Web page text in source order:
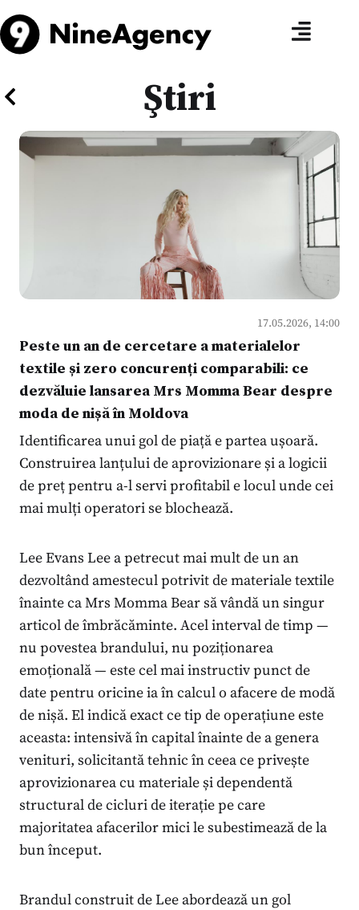
Ştiri
17.05.2026, 14:00
Peste un an de cercetare a materialelor
textile și zero concurenți comparabili: ce
dezvăluie lansarea Mrs Momma Bear despre
moda de nișă în Moldova
Identificarea unui gol de piață e partea ușoară.
Construirea lanțului de aprovizionare și a logicii
de preț pentru a-l servi profitabil e locul unde cei
mai mulți operatori se blochează.
Lee Evans Lee a petrecut mai mult de un an
dezvoltând amestecul potrivit de materiale textile
înainte ca Mrs Momma Bear să vândă un singur
articol de îmbrăcăminte. Acel interval de timp —
nu povestea brandului, nu poziționarea
emoțională — este cel mai instructiv punct de
date pentru oricine ia în calcul o afacere de modă
de nișă. El indică exact ce tip de operațiune este
aceasta: intensivă în capital înainte de a genera
venituri, solicitantă tehnic în ceea ce privește
aprovizionarea cu materiale și dependentă
structural de cicluri de iterație pe care
majoritatea afacerilor mici le subestimează de la
bun început.
Brandul construit de Lee abordează un gol